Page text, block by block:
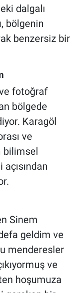
dalgalı
bölgenin
benzersiz bir
fotoğraf
bölgede
Karagöl
ve
bilimsel
Sinem
geldim ve
menderesler
ve
hoşumuza